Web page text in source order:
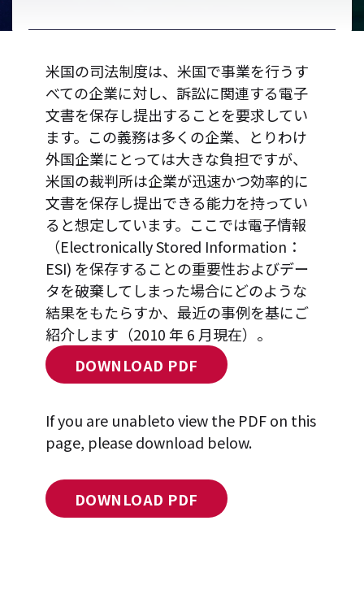
米国の司法制度は、米国で事業を行うす
べての企業に対し、訴訟に関連する電子
文書を保存し提出することを要求してい
ます。この義務は多くの企業、とりわけ
外国企業にとっては大きな負担ですが、
米国の裁判所は企業が迅速かつ効率的に
文書を保存し提出できる能力を持ってい
ると想定しています。ここでは電子情報
（Electronically Stored Information：
ESI) を保存することの重要性およびデー
タを破棄してしまった場合にどのような
結果をもたらすか、最近の事例を基にご
紹介します（2010 年 6 月現在）。
DOWNLOAD PDF
If you are unableto view the PDF on this
page, please download below.
DOWNLOAD PDF